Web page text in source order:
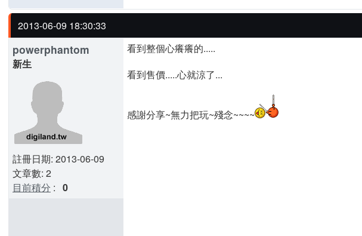
2013-06-09 18:30:33
powerphantom
新生
註冊日期: 2013-06-09
文章數: 2
目前積分 : 0
看到整個心癢癢的.....
看到售價.....心就涼了...
感謝分享~無力把玩~殘念~~~~